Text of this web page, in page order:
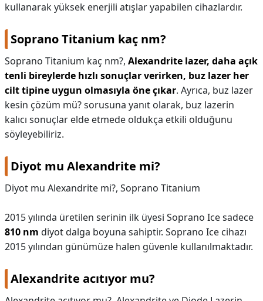
kullanarak yüksek enerjili atışlar yapabilen cihazlardır.
Soprano Titanium kaç nm?
Soprano Titanium kaç nm?, Alexandrite lazer, daha açık
tenli bireylerde hızlı sonuçlar verirken, buz lazer her
cilt tipine uygun olmasıyla öne çıkar. Ayrıca, buz lazer
kesin çözüm mü? sorusuna yanıt olarak, buz lazerin
kalıcı sonuçlar elde etmede oldukça etkili olduğunu
söyleyebiliriz.
Diyot mu Alexandrite mi?
Diyot mu Alexandrite mi?, Soprano Titanium
2015 yılında üretilen serinin ilk üyesi Soprano Ice sadece
810 nm diyot dalga boyuna sahiptir. Soprano Ice cihazı
2015 yılından günümüze halen güvenle kullanılmaktadır.
Alexandrite acıtıyor mu?